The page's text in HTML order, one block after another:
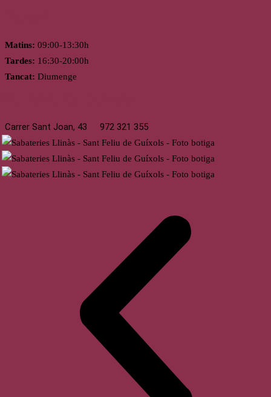
Matins: 09:00-13:30h
Tardes: 16:30-20:00h
Tancat: Diumenge
Carrer Sant Joan, 43 972 321 355